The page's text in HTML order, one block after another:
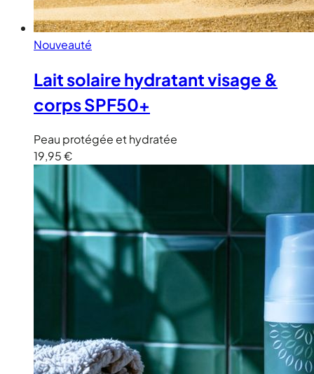
Nouveauté
Lait solaire hydratant visage &
corps SPF50+
Peau protégée et hydratée
19,95 €